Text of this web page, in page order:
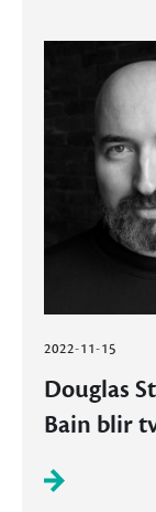
2022-11-15
Douglas
Bain blir